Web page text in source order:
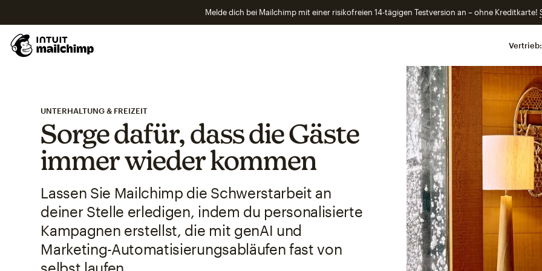
Melde dich bei Mailchimp mit einer risikofreien 14-tägigen Testversion an – ohne Kreditkarte!
Vertrieb:
UNTERHALTUNG & FREIZEIT
Sorge dafür, dass die Gäste
immer wieder kommen
Lassen Sie Mailchimp die Schwerstarbeit an
deiner Stelle erledigen, indem du personalisierte
Kampagnen erstellst, die mit genAI und
Marketing-Automatisierungsabläufen fast von